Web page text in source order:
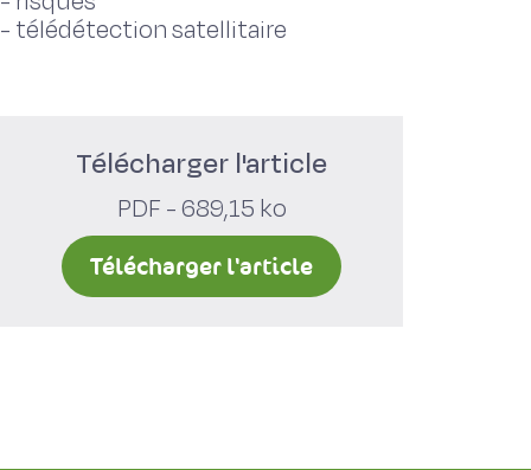
- télédétection satellitaire
Télécharger l'article
PDF - 689,15 ko
Télécharger l'article